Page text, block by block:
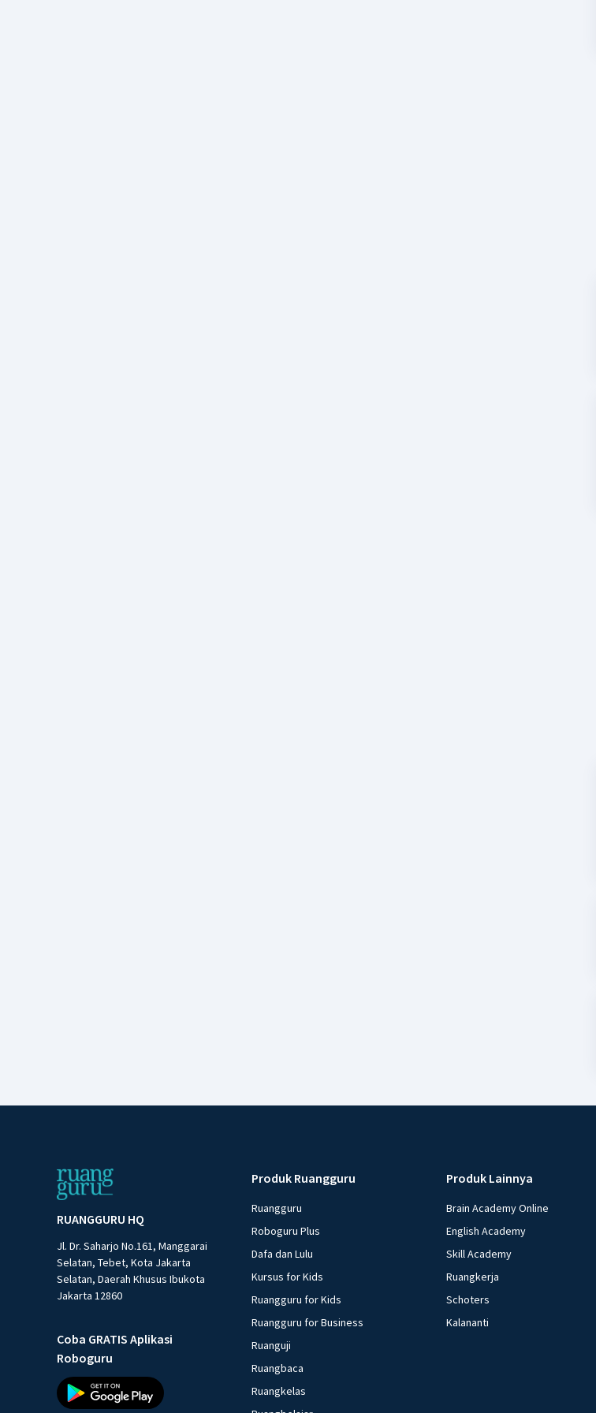
RUANGGURU HQ
Jl. Dr. Saharjo No.161, Manggarai
Selatan, Tebet, Kota Jakarta
Selatan, Daerah Khusus Ibukota
Jakarta 12860
Coba GRATIS Aplikasi
Roboguru
Produk Ruangguru
Ruangguru
Roboguru Plus
Dafa dan Lulu
Kursus for Kids
Ruangguru for Kids
Ruangguru for Business
Ruanguji
Ruangbaca
Ruangkelas
Produk Lainnya
Brain Academy Online
English Academy
Skill Academy
Ruangkerja
Schoters
Kalananti